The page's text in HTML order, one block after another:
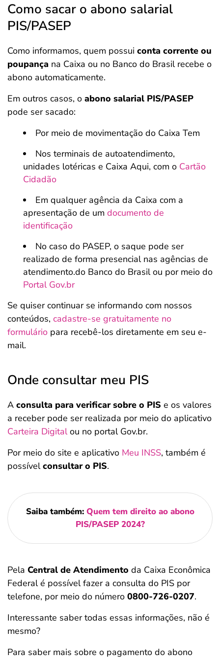
Como sacar o abono salarial
PIS/PASEP
Como informamos, quem possui conta corrente ou
poupança na Caixa ou no Banco do Brasil recebe o
abono automaticamente.
Em outros casos, o abono salarial PIS/PASEP
pode ser sacado:
Por meio de movimentação do Caixa Tem
Nos terminais de autoatendimento,
unidades lotéricas e Caixa Aqui, com o Cartão
Cidadão
Em qualquer agência da Caixa com a
apresentação de um documento de
identificação
No caso do PASEP, o saque pode ser
realizado de forma presencial nas agências de
atendimento.do Banco do Brasil ou por meio do
Portal Gov.br
Se quiser continuar se informando com nossos
conteúdos, cadastre-se gratuitamente no
formulário para recebê-los diretamente em seu e-
mail.
Onde consultar meu PIS
A consulta para verificar sobre o PIS e os valores
a receber pode ser realizada por meio do aplicativo
Carteira Digitalou no portal Gov.br.
Por meio do site e aplicativo Meu INSS, também é
possívelconsultar o PIS.
Saiba também: Quem tem direito ao abono
PIS/PASEP 2024?
Pela Central de Atendimento da Caixa Econômica
Federal é possível fazer a consulta do PIS por
telefone, por meio do número 0800-726-0207.
Interessante saber todas essas informações, não é
mesmo?
Para saber mais sobre o pagamento do abono